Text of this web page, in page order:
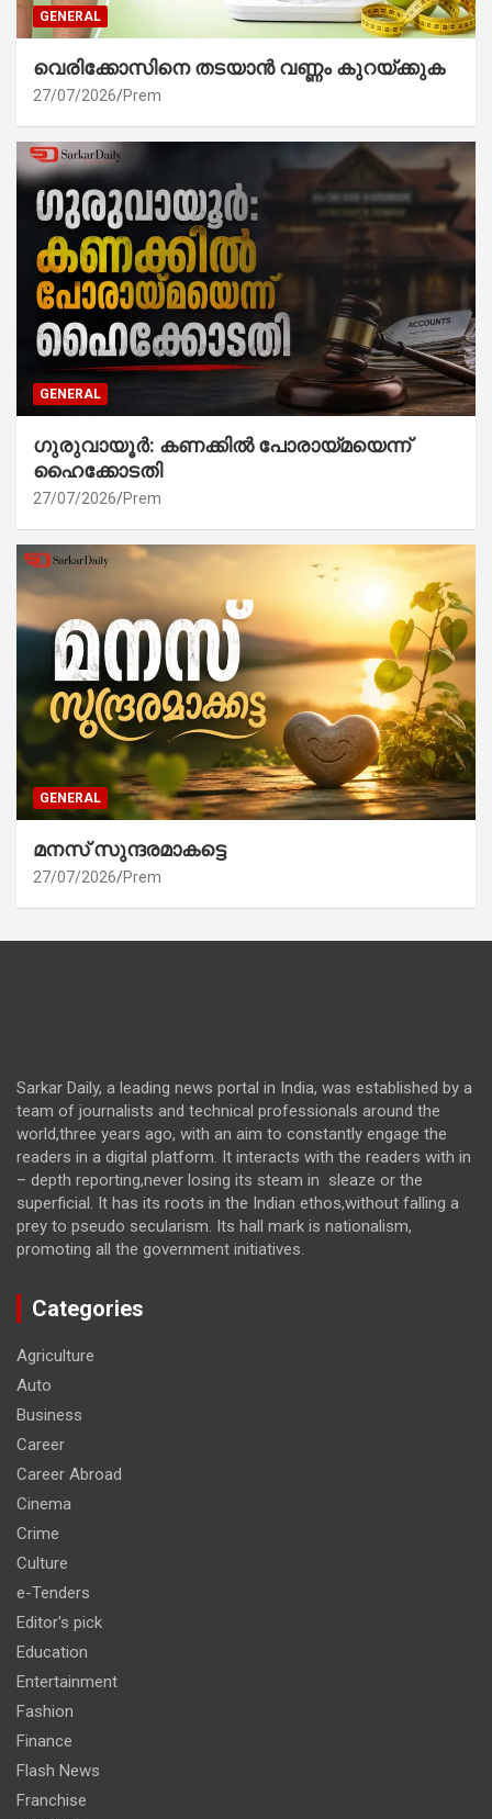
GENERAL
വെരിക്കോസിനെ തടയാൻ വണ്ണം കുറയ്ക്കുക
27/07/2026 Prem
GENERAL
ഗുരുവായൂർ: കണക്കിൽ പോരായ്മയെന്ന്
ഹൈക്കോടതി
27/07/2026 Prem
GENERAL
മനസ് സുന്ദരമാകട്ടെ
27/07/2026 Prem
Sarkar Daily, a leading news portal in India, was established by a
team of journalists and technical professionals around the
world,three years ago, with an aim to constantly engage the
readers in a digital platform. It interacts with the readers with in
– depth reporting,never losing its steam in sleaze or the
superficial. It has its roots in the Indian ethos,without falling a
prey to pseudo secularism. Its hall mark is nationalism,
promoting all the government initiatives.
Categories
Agriculture
Auto
Business
Career
Career Abroad
Cinema
Crime
Culture
e-Tenders
Editor's pick
Education
Entertainment
Fashion
Finance
Flash News
Franchise